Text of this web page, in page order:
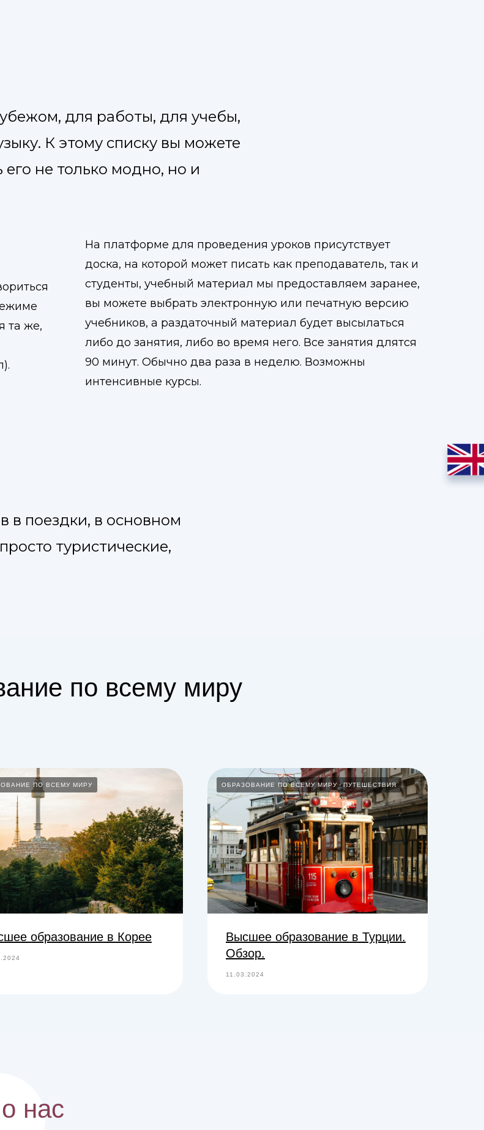
для работы, для учебы,
К этому списку вы можете
не только модно, но и
та же,
На платформе для проведения уроков присутствует
доска, на которой может писать как преподаватель, так и
студенты, учебный материал мы предоставляем заранее,
вы можете выбрать электронную или печатную версию
учебников, а раздаточный материал будет высылаться
либо до занятия, либо во время него. Все занятия длятся
90 минут. Обычно два раза в неделю. Возможны
интенсивные курсы.
в поездки, в основном
туристические,
по всему миру
ПО ВСЕМУ МИРУ
образование в Корее
ОБРАЗОВАНИЕ ПО ВСЕМУ МИРУ ПУТЕШЕСТВИЯ
Высшее образование в Турции.
Обзор.
11.03.2024
нас